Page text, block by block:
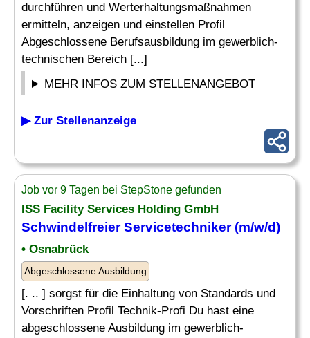
durchführen und Werterhaltungsmaßnahmen
ermitteln, anzeigen und einstellen Profil
Abgeschlossene Berufsausbildung im gewerblich-
technischen Bereich [...]
MEHR INFOS ZUM STELLENANGEBOT
▶ Zur Stellenanzeige
Job vor 9 Tagen bei StepStone gefunden
ISS Facility Services Holding GmbH
Schwindelfreier Servicetechniker (m/w/d)
• Osnabrück
Abgeschlossene Ausbildung
[. .. ] sorgst für die Einhaltung von Standards und
Vorschriften Profil Technik-Profi Du hast eine
abgeschlossene Ausbildung im gewerblich-